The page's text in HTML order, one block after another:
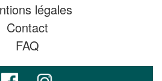
légales
Contact
FAQ